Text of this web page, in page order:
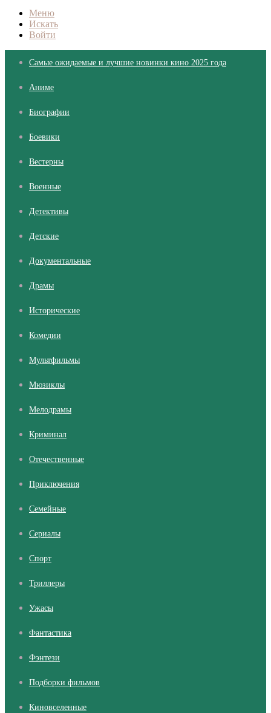
Меню
Искать
Войти
Самые ожидаемые и лучшие новинки кино 2025 года
Аниме
Биографии
Боевики
Вестерны
Военные
Детективы
Детские
Документальные
Драмы
Исторические
Комедии
Мультфильмы
Мюзиклы
Мелодрамы
Криминал
Отечественные
Приключения
Семейные
Сериалы
Cпорт
Триллеры
Ужасы
Фантастика
Фэнтези
Подборки фильмов
Киновселенные